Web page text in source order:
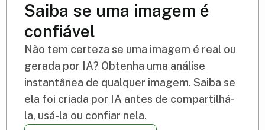
Saiba se uma imagem é
confiável
Não tem certeza se uma imagem é real ou
gerada por IA? Obtenha uma análise
instantânea de qualquer imagem. Saiba se
ela foi criada por IA antes de compartilhá-
la, usá-la ou confiar nela.